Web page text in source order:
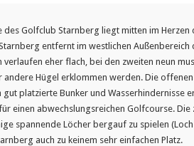
Golfclub Starnberg liegt mitten im Herzen
entfernt im westlichen Außenbereich
eher flach, bei den zweiten neun
Hügel erklommen werden. Die offenen
platzierte Bunker und Wasserhindernisse
einen abwechslungsreichen Golfcourse. Die
spannende Löcher bergauf zu spielen
auch zu keinem sehr einfachen Platz.